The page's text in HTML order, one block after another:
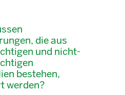
die aus
und nicht-
bestehen,
werden?